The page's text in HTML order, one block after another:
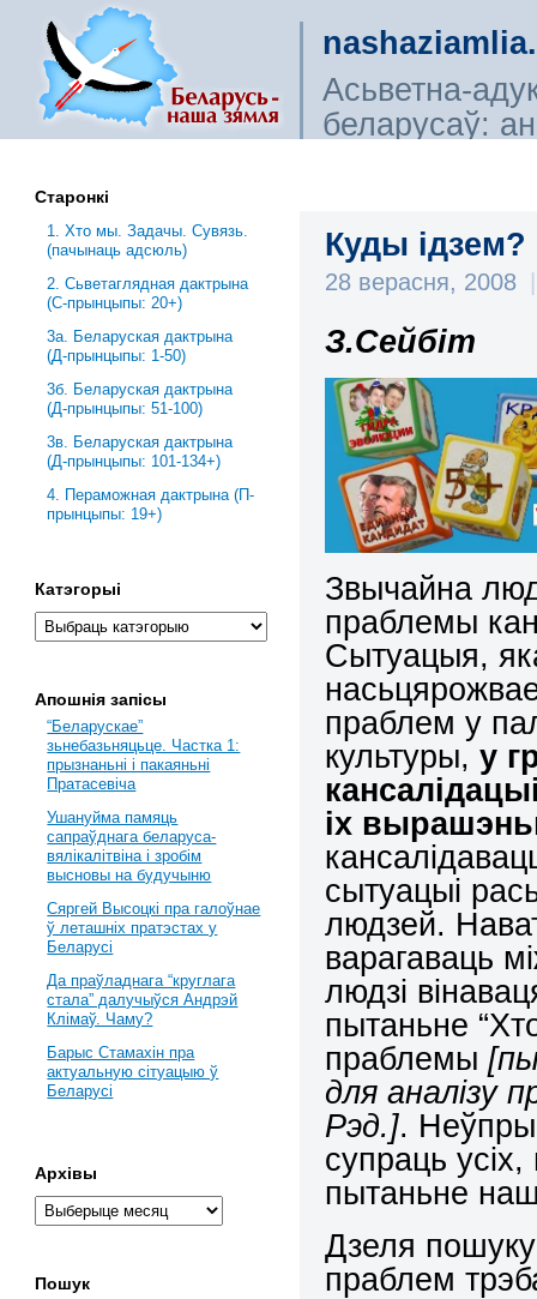
Асьветна-
беларусаў:
Куды ідзем?
28 верасня, 2008 |
З.Сейбіт
Звычайна
праблемы
Сытуацыя,
праблем у
культуры,у
іх
сытуацыі
людзей.
варагаваць
людзі
пытаньне
праблемы
для аналізу
Рэд.].
супраць
пытаньне
Дзеля
праблем
Старонкі
1. Хто мы. Задачы. Сувязь.
(пачынаць адсюль)
2. Сьветаглядная дактрына
(С-прынцыпы: 20+)
3a. Беларуская дактрына
(Д-прынцыпы: 1-50)
3б. Беларуская дактрына
(Д-прынцыпы: 51-100)
3в. Беларуская дактрына
(Д-прынцыпы: 101-134+)
4. Пераможная дактрына (П-
прынцыпы: 19+)
Катэгорыі
Апошнія запісы
“Беларускае”
зьнебазьняцьце. Частка 1:
прызнаньні і пакаяньні
Пратасевіча
Ушануйма памяць
сапраўднага беларуса-
вялікалітвіна і зробім
высновы на будучыню
Сяргей Высоцкі пра галоўнае
ў леташніх пратэстах у
Беларусі
Да праўладнага “круглага
стала” далучыўся Андрэй
Клімаў. Чаму?
Барыс Стамахін пра
актуальную сітуацыю ў
Беларусі
Архівы
Пошук